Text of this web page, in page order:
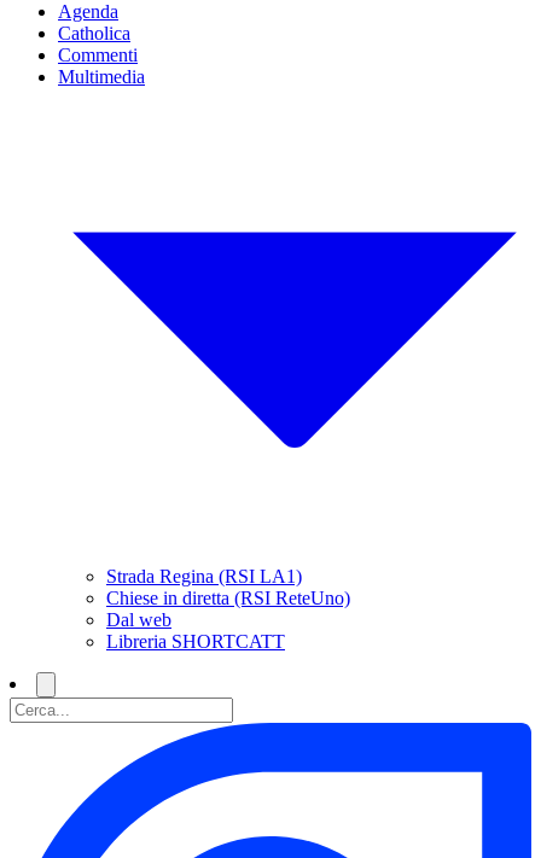
Agenda
Catholica
Commenti
Multimedia
Strada Regina (RSI LA1)
Chiese in diretta (RSI ReteUno)
Dal web
Libreria SHORTCATT